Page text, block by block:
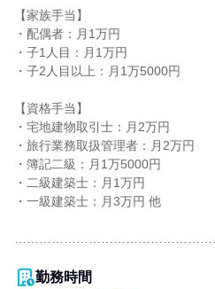
【家族手当】
・配偶者：月1万円
・子1人目：月1万円
・子2人目以上：月1万5000円
【資格手当】
・宅地建物取引士：月2万円
・旅行業務取扱管理者：月2万円
・簿記二級：月1万5000円
・二級建築士：月1万円
・一級建築士：月3万円 他
勤務時間